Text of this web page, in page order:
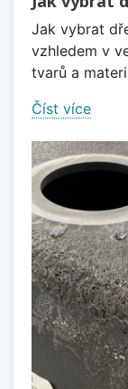
Jak vybrat
vzhledem v
tvarů a
Číst více